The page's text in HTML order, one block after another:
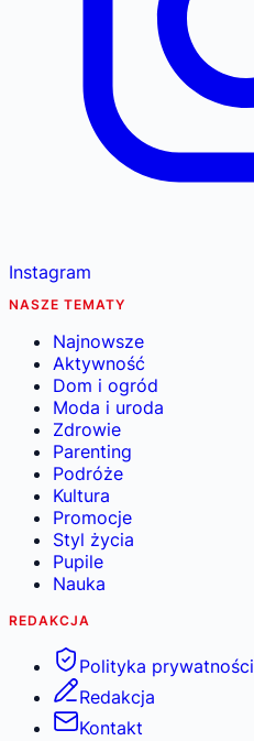
Instagram
NASZE TEMATY
Najnowsze
Aktywność
Dom i ogród
Moda i uroda
Zdrowie
Parenting
Podróże
Kultura
Promocje
Styl życia
Pupile
Nauka
REDAKCJA
Polityka prywatności
Redakcja
Kontakt